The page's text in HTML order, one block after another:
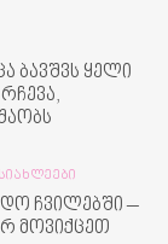
ბავშვს ყელი
ᲡᲘᲐᲮᲚᲔᲔᲑᲘ
ჩვილებში –
მოვიქცეთ